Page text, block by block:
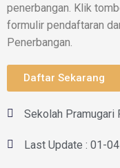
penerbangan. Klik
formulir pendaftaran
Penerbangan.
Daftar Sekarang
Sekolah Pramugari
Last Update : 01-